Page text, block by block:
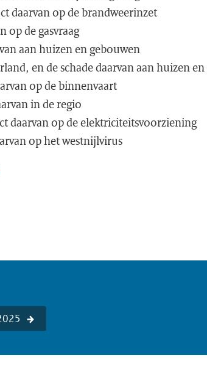
daarvan op de brandweerinzet
op de gasvraag
aan huizen en gebouwen
en de schade daarvan aan huizen
op de binnenvaart
in de regio
daarvan op de elektriciteitsvoorziening
op het westnijlvirus